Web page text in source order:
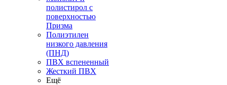
полистирол с
поверхностью
Призма
Полиэтилен
низкого давления
(ПНД)
ПВХ вспененный
Жесткий ПВХ
Ещё